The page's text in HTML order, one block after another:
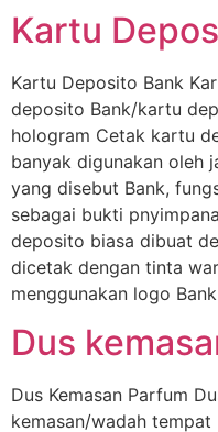
Kartu
Kartu Deposito Bank
deposito Bank/kartu
hologram Cetak kartu
banyak digunakan oleh
yang disebut Bank,
sebagai bukti
deposito biasa dibuat
dicetak dengan tinta
menggunakan logo
Dus
Dus Kemasan Parfum
kemasan/wadah